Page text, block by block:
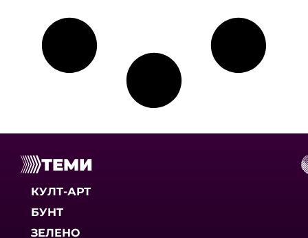
ТЕМИ
КУЛТ-АРТ
БУНТ
ЗЕЛЕНО